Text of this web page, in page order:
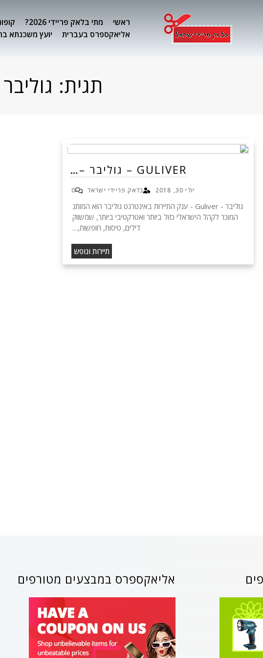
ראשי מתי בלאק פריידי 2026?
אליאקספרס בעברית
יועץ משכנתא
תגית: גוליבר
GULIVER – גוליבר –…
יולי 30, 2018 בלאק פריידי ישראל 0
גוליבר - Guliver - ענק התיירות באינטרנט גוליבר הוא המותג
המוכר לקהל הישראלי כזול ביותר ואטרקטיבי ביותר, שמשווק
דילים, טיסות, חופשות,…
תיירות ונופש
אליאקספרס במבצעים מטורפים